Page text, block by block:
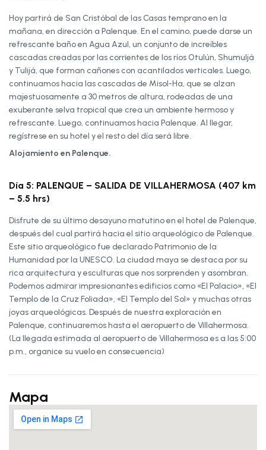
Hoy partirá de San Cristóbal de las Casas temprano en la
mañana, en dirección a Palenque. En el camino, puede darse un
refrescante baño en Agua Azul, un conjunto de increíbles
cascadas creadas por las corrientes de los ríos Otulún, Shumuljá
y Tulijá, que forman cañones con acantilados verticales. Luego,
continuamos hacia las cascadas de Misol-Ha, que se alzan
majestuosamente a 30 metros de altura, rodeadas de una
exuberante selva tropical que crea un ambiente hermoso y
refrescante. Luego, continuamos hacia Palenque. Al llegar,
regístrese en su hotel y el resto del día será libre.
Alojamiento en Palenque.
Día 5: PALENQUE – SALIDA DE VILLAHERMOSA (407 km
– 5.5 hrs)
Disfrute de su último desayuno matutino en el hotel de Palenque,
después del cual partirá hacia el sitio arqueológico de Palenque.
Este sitio arqueológico fue declarado Patrimonio de la
Humanidad por la UNESCO. La ciudad maya se destaca por su
rica arquitectura y esculturas que nos sorprenden y asombran.
Podemos admirar impresionantes edificios como «El Palacio», «El
Templo de la Cruz Foliada», «El Templo del Sol» y muchas otras
joyas arqueológicas. Después de nuestra exploración en
Palenque, continuaremos hasta el aeropuerto de Villahermosa.
(La llegada estimada al aeropuerto de Villahermosa es a las 5:00
p.m., organice su vuelo en consecuencia)
Mapa